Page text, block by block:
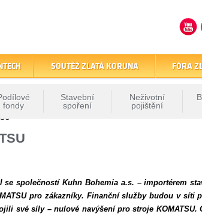
SOUTĚŽ ZLATÁ KORUNA FÓRA
fondy
Stavební
spoření
Neživotní
pojištění
se společností Kuhn Bohemia a.s. – importérem
pro zákazníky. Finanční služby budou v síti
své síly – nulové navýšení pro stroje KOMATSU.